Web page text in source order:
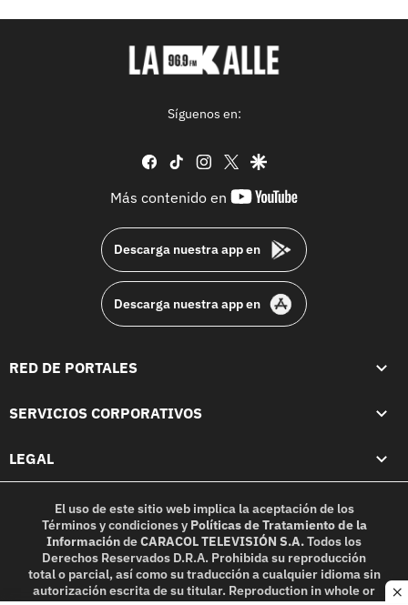
Síguenos en:
facebook
tiktok instagram
twittergoogle
Más contenido en
youtube-
Descarga nuestra app en
Descarga nuestra app en
RED DE PORTALES
SERVICIOS CORPORATIVOS
LEGAL
El uso de este sitio web implica la aceptación de los
Términos y condicionesy Políticas de Tratamiento de la
InformacióndeCARACOL TELEVISIÓN S.A.Todos los
Derechos Reservados D.R.A. Prohibida su reproducción
total o parcial, así como su traducción a cualquier idioma sin
autorización escrita de su titular. Reproduction in whole or